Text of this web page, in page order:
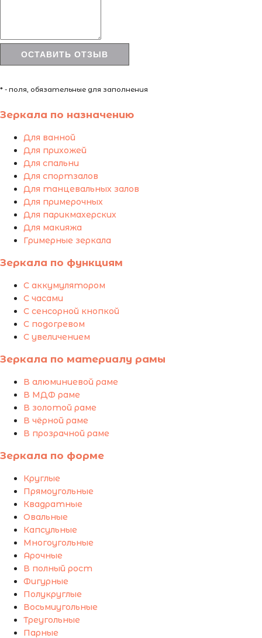
* - поля, обязательные для заполнения
Зеркала по назначению
Для ванной
Для прихожей
Для спальни
Для спортзалов
Для танцевальных залов
Для примерочных
Для парикмахерских
Для макияжа
Гримерные зеркала
Зеркала по функциям
С аккумулятором
С часами
С сенсорной кнопкой
С подогревом
С увеличением
Зеркала по материалу рамы
В алюминиевой раме
В МДФ раме
В золотой раме
В чёрной раме
В прозрачной раме
Зеркала по форме
Круглые
Прямоугольные
Квадратные
Овальные
Капсульные
Многоугольные
Арочные
В полный рост
Фигурные
Полукруглые
Восьмиугольные
Треугольные
Парные